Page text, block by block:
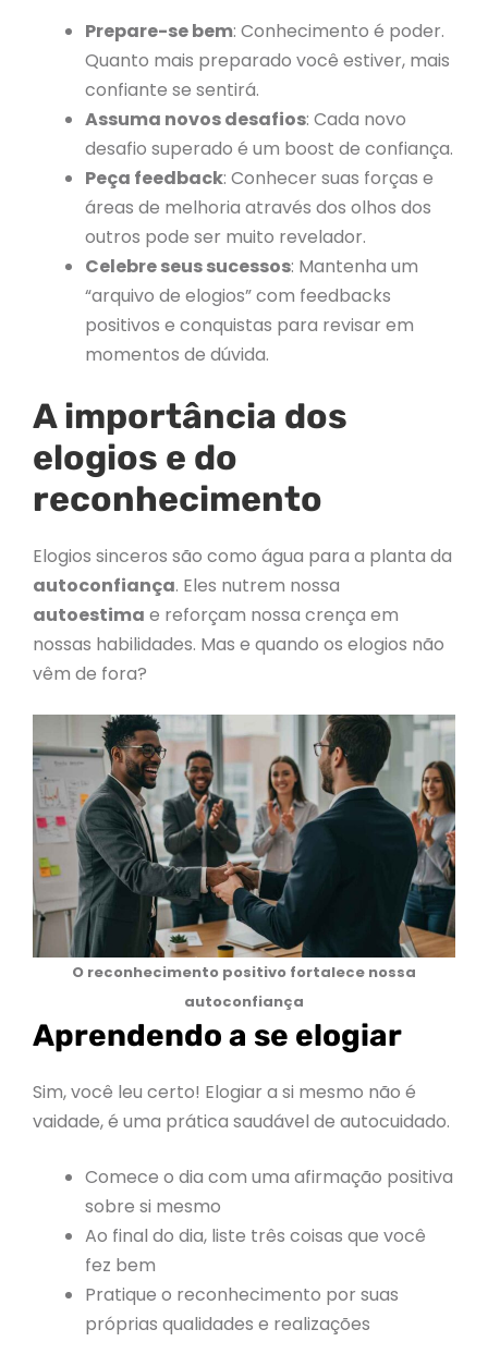
Prepare-se bem: Conhecimento é poder.
Quanto mais preparado você estiver, mais
confiante se sentirá.
Assuma novos desafios: Cada novo
desafio superado é um boost de confiança.
Peça feedback: Conhecer suas forças e
áreas de melhoria através dos olhos dos
outros pode ser muito revelador.
Celebre seus sucessos: Mantenha um
“arquivo de elogios” com feedbacks
positivos e conquistas para revisar em
momentos de dúvida.
A importância dos
elogios e do
reconhecimento
Elogios sinceros são como água para a planta da
autoconfiança. Eles nutrem nossa
autoestima e reforçam nossa crença em
nossas habilidades. Mas e quando os elogios não
vêm de fora?
O reconhecimento positivo fortalece nossa
autoconfiança
Aprendendo a se elogiar
Sim, você leu certo! Elogiar a si mesmo não é
vaidade, é uma prática saudável de autocuidado.
Comece o dia com uma afirmação positiva
sobre si mesmo
Ao final do dia, liste três coisas que você
fez bem
Pratique o reconhecimento por suas
próprias qualidades e realizações